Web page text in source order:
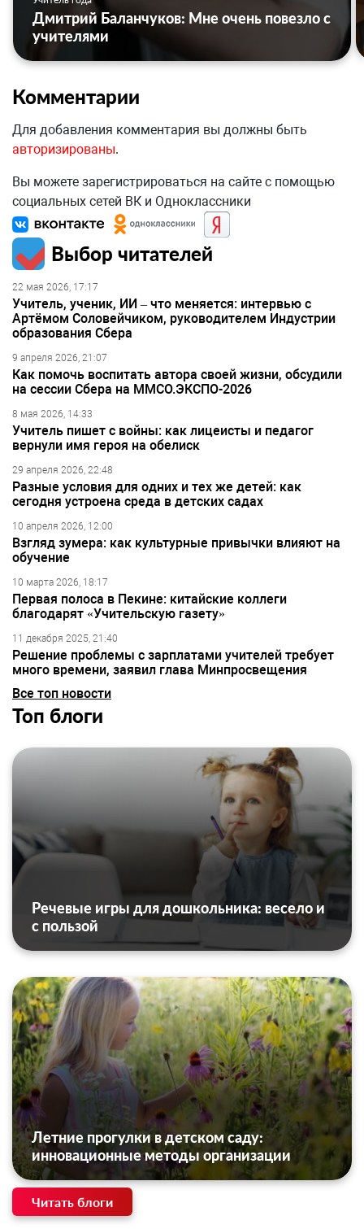
Дмитрий Баланчуков: Мне очень повезло с
учителями
Комментарии
Для добавления комментария вы должны быть
авторизированы.
Вы можете зарегистрироваться на сайте с помощью
социальных сетей ВК и Одноклассники
Выбор читателей
22 мая 2026, 17:17
Учитель, ученик, ИИ – что меняется: интервью с
Артёмом Соловейчиком, руководителем Индустрии
образования Сбера
9 апреля 2026, 21:07
Как помочь воспитать автора своей жизни, обсудили
на сессии Сбера на ММСО.ЭКСПО-2026
8 мая 2026, 14:33
Учитель пишет с войны: как лицеисты и педагог
вернули имя героя на обелиск
29 апреля 2026, 22:48
Разные условия для одних и тех же детей: как
сегодня устроена среда в детских садах
10 апреля 2026, 12:00
Взгляд зумера: как культурные привычки влияют на
обучение
10 марта 2026, 18:17
Первая полоса в Пекине: китайские коллеги
благодарят «Учительскую газету»
11 декабря 2025, 21:40
Решение проблемы с зарплатами учителей требует
много времени, заявил глава Минпросвещения
Все топ новости
Топ блоги
Речевые игры для дошкольника: весело и
с пользой
Летние прогулки в детском саду:
инновационные методы организации
Читать блоги